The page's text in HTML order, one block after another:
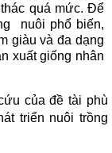
quá mức. Để
nuôi phổ biến,
giàu và đa dạng
xuất giống nhân
của đề tài phù
triển nuôi trồng